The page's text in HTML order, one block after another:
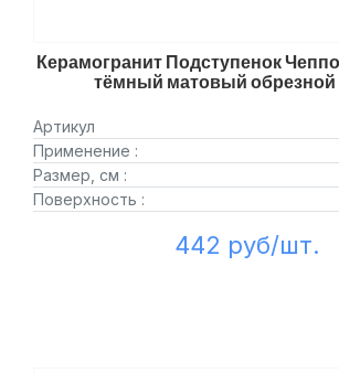
Керамогранит Подступенок
тёмный матовый обрезной
Артикул
Применение :
Размер, см :
Поверхность :
442 руб/шт.